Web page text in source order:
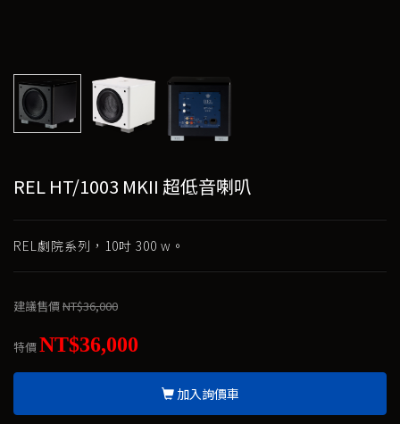
REL HT/1003 MKII 超低音喇叭
REL劇院系列，10吋 300 w。
建議售價NT$36,000
特價NT$36,000
加入詢價車